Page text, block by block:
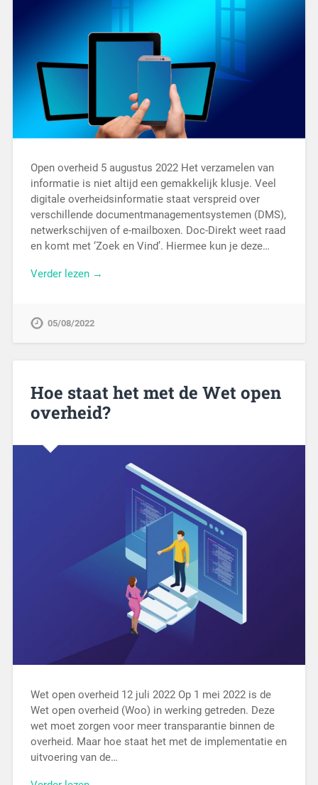
Open overheid 5 augustus 2022 Het verzamelen van
informatie is niet altijd een gemakkelijk klusje. Veel
digitale overheidsinformatie staat verspreid over
verschillende documentmanagementsystemen (DMS),
netwerkschijven of e-mailboxen. Doc-Direkt weet raad
en komt met ‘Zoek en Vind’. Hiermee kun je deze…
Verder lezen →
05/08/2022
Hoe staat het met de Wet open
overheid?
Wet open overheid 12 juli 2022 Op 1 mei 2022 is de
Wet open overheid (Woo) in werking getreden. Deze
wet moet zorgen voor meer transparantie binnen de
overheid. Maar hoe staat het met de implementatie en
uitvoering van de…